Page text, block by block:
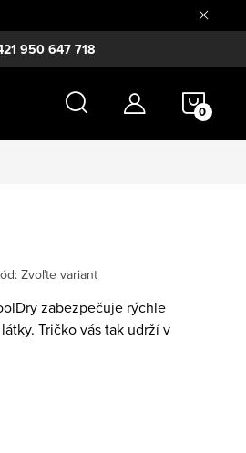
950 647 718
Zvoľte variant
zabezpečuje rýchle
Tričko vás tak udrží v